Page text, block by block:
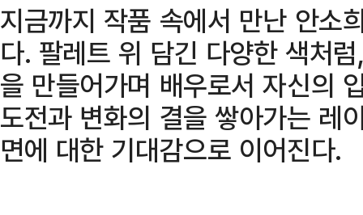
지금까지 작품 속에서 만난 안소
다. 팔레트 위 담긴 다양한 색처
을 만들어가며 배우로서 자신의
도전과 변화의 결을 쌓아가는 레
면에 대한 기대감으로 이어진다.